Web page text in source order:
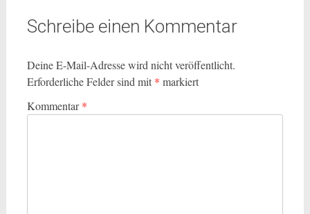
Schreibe einen Kommentar
Deine E-Mail-Adresse wird nicht veröffentlicht.
Erforderliche Felder sind mit * markiert
Kommentar*